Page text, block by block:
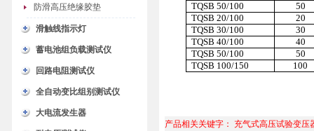
防滑高压绝缘胶垫
滑触线指示灯
蓄电池组负载测试仪
回路电阻测试仪
全自动变比组别测试仪
大电流发生器
TQSB 50/100
50
TQSB 20/100
20
TQSB 30/100
30
TQSB 40/100
40
TQSB 50/100
50
TQSB 100/150
100
产品相关关键字： 充气式高压试验变压